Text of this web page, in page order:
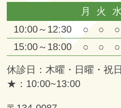
休診日：木曜・日曜・祝日
★：10:00~13:00
月 火 水
10:00～12:30
○ ○ ○
15:00～18:00
○ ○ ○